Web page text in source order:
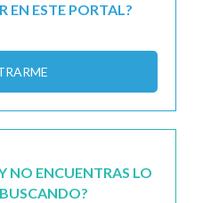
EN ESTE PORTAL?
NO ENCUENTRAS LO